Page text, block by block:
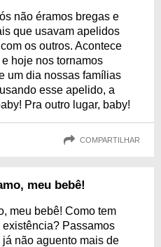
não éramos bregas e
que usavam apelidos
os outros. Acontece
hoje nos tornamos
um dia nossas famílias
esse apelido, a
Pra outro lugar, baby!
COMPARTILHAR
meu bebê!
meu bebê! Como tem
Passamos
não aguento mais de